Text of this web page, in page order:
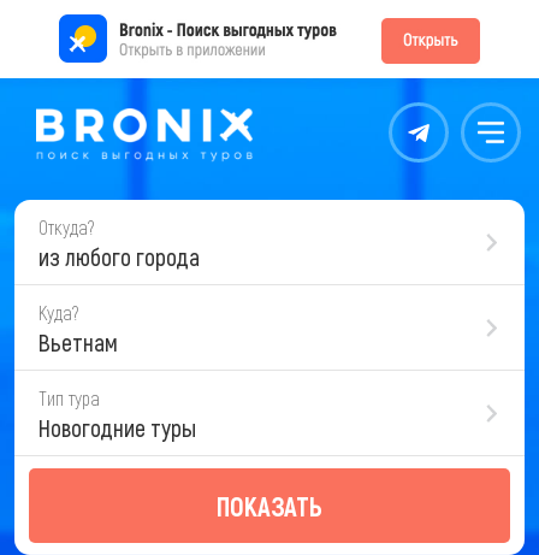
Контакты Меню
Откуда?
из любого города
Куда?
Вьетнам
Тип тура
Новогодние туры
ПОКАЗАТЬ